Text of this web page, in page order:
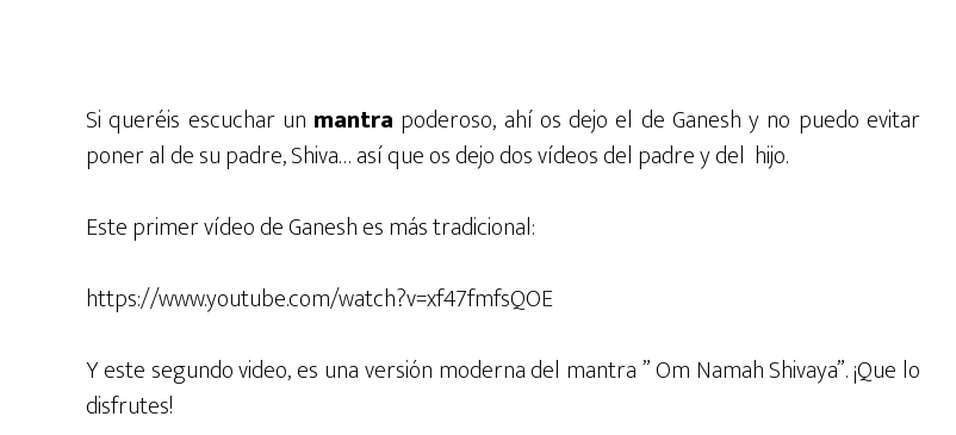
Si queréis escuchar un mantra poderoso, ahí os dejo el de Ganesh y no puedo evitar
poner al de su padre, Shiva… así que os dejo dos vídeos del padre y del hijo.
Este primer vídeo de Ganesh es más tradicional:
https://www.youtube.com/watch?v=xf47fmfsQOE
Y este segundo video, es una versión moderna del mantra ” Om Namah Shivaya”. ¡Que lo
disfrutes!